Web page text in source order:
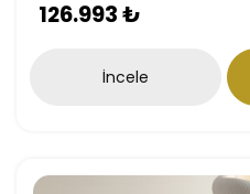
126.993₺
İncele